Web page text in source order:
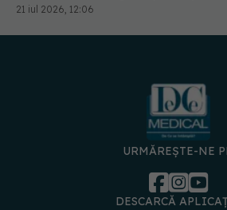
21 iul 2026, 12:06
URMĂREȘTE-NE
DESCARCĂ